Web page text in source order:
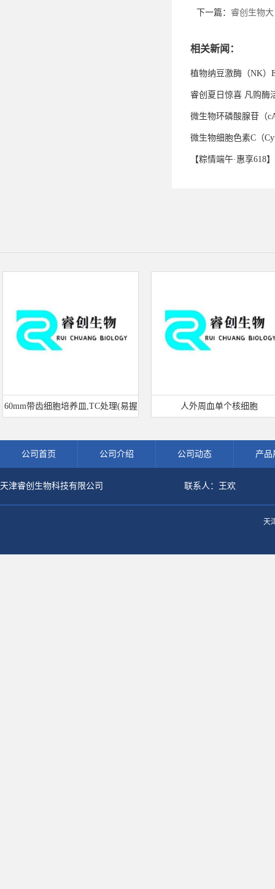
下一篇： 睿创生物
相关新闻：
植物纳豆激酶（NK）
睿创夏日惊喜 凡购酶
微生物环磷酸腺苷（
微生物细胞色素C（
【粽情端午·惠享
带齿细胞培养皿,TC处理(易握 人外周血单个核细胞
公司首页 公司介绍 公司动态 产品
天津睿创生物科技有限公司 联系人：王欢
天